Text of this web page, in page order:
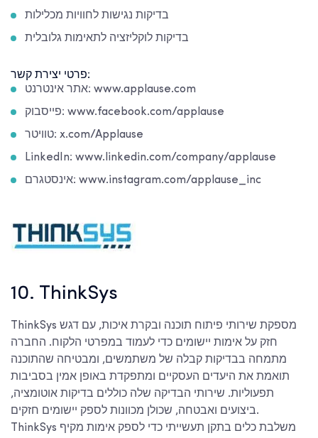
בדיקות נגישות לחוויות מכלילות
בדיקות לוקליזציה לתאימות גלובלית
פרטי יצירת קשר:
אתר אינטרנט: www.applause.com
פייסבוק: www.facebook.com/applause
טוויטר: x.com/Applause
LinkedIn: www.linkedin.com/company/applause
אינסטגרם: www.instagram.com/applause_inc
10. ThinkSys
ThinkSys מספקת שירותי פיתוח תוכנה ובקרת איכות, עם דגש
חזק על אימות יישומים כדי לעמוד במפרטי הלקוח. החברה
מתמחה בבדיקות קבלה של משתמשים, ומבטיחה שהתוכנה
תואמת את היעדים העסקיים ומתפקדת באופן אמין בסביבות
תפעוליות. שירותי הבדיקה שלה כוללים בדיקות אוטומציה,
ביצועים ואבטחה, שכולן מכוונות לספק יישומים חזקים.
ThinkSys משלבת כלים בתקן תעשייתי כדי לספק אימות מקיף